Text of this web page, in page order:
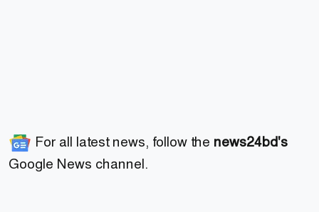
For all latest news, follow the news24bd's
Google News channel.